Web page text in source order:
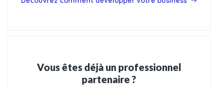
Vous êtes déjà un professionnel
partenaire ?